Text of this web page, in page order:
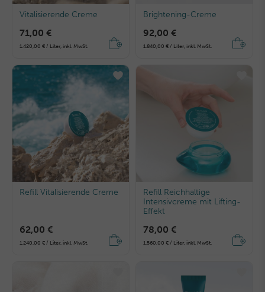
Vitalisierende Creme
71,00 €
1.420,00 € / Liter, inkl. MwSt.
Brightening-Creme
92,00 €
1.840,00 € / Liter, inkl. MwSt.
Refill Vitalisierende Creme
62,00 €
1.240,00 € / Liter, inkl. MwSt.
Refill Reichhaltige
Intensivcreme mit Lifting-
Effekt
78,00 €
1.560,00 € / Liter, inkl. MwSt.